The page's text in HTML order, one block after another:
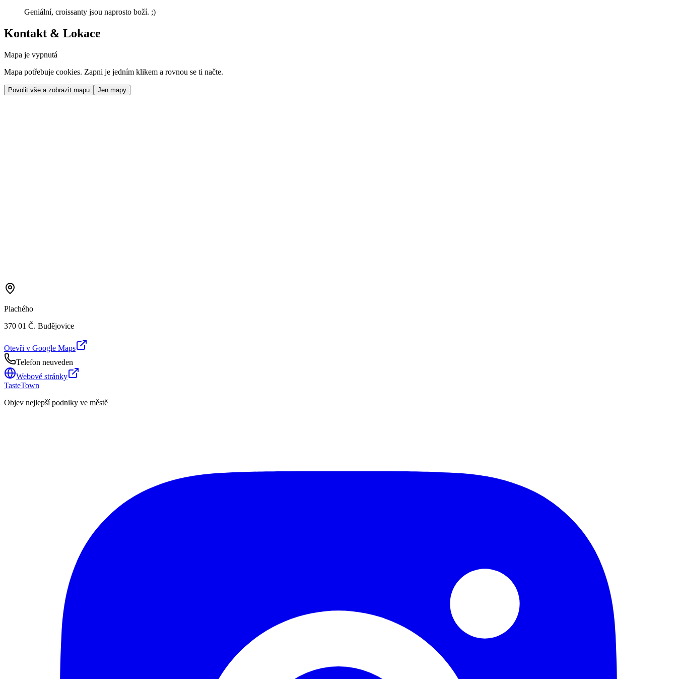
Geniální, croissanty jsou naprosto boží. ;)
Kontakt & Lokace
Mapa je vypnutá
Mapa potřebuje cookies. Zapni je jedním klikem a rovnou se ti načte.
Povolit vše a zobrazit mapu Jen mapy
Plachého
370 01 Č. Budějovice
Otevři v Google Maps
Telefon neuveden
Webové stránky
TasteTown
Objev nejlepší podniky ve městě